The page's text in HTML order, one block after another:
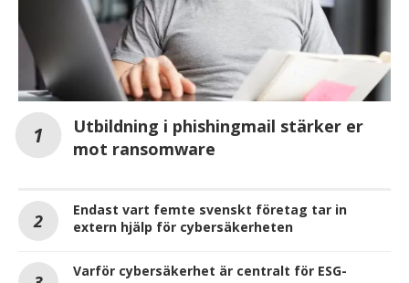
Utbildning i phishingmail stärker er
mot ransomware
Endast vart femte svenskt företag tar in
extern hjälp för cybersäkerheten
Varför cybersäkerhet är centralt för ESG-